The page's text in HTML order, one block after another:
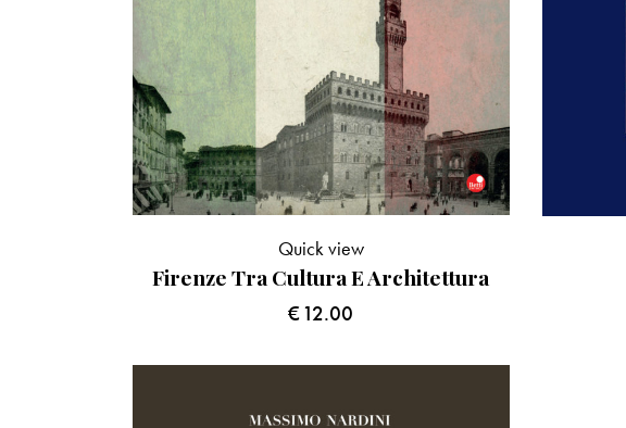
Firenze Tra Cultura E Architettura
€12.00
Quick view